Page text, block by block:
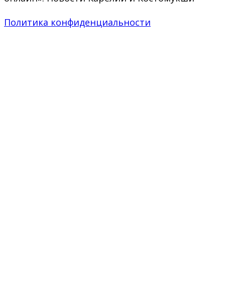
Политика конфиденциальности